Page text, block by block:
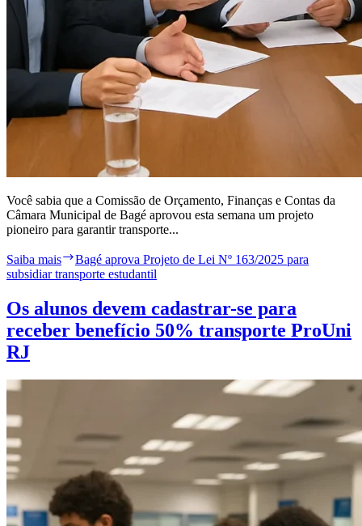
Você sabia que a Comissão de Orçamento, Finanças e Contas da
Câmara Municipal de Bagé aprovou esta semana um projeto
pioneiro para garantir transporte...
Saiba mais
Bagé aprova Projeto de Lei Nº 163/2025 para
subsidiar transporte estudantil
Os alunos devem cadastrar-se para
receber benefício 50% transporte ProUni
RJ